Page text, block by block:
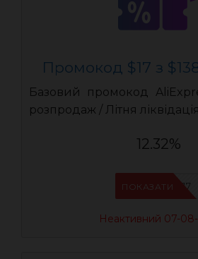
Промокод $17 з
Базовий промокод
розпродаж / Літня
12.32%
IFSCDUA17
ПОКАЗАТИ
Неактивний 07-